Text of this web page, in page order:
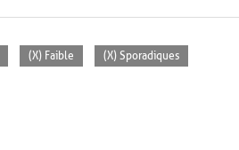
(X) Faible (X) Sporadiques